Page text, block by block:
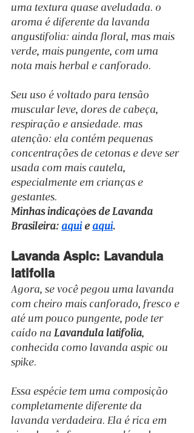
uma textura quase aveludada. o
aroma é diferente da lavanda
angustifolia: ainda floral, mas mais
verde, mais pungente, com uma
nota mais herbal e canforado.
Seu uso é voltado para tensão
muscular leve, dores de cabeça,
respiração e ansiedade. mas
atenção: ela contém pequenas
concentrações de cetonas e deve ser
usada com mais cautela,
especialmente em crianças e
gestantes.
Minhas indicações de Lavanda
Brasileira: aqui e aqui.
Lavanda Aspic: Lavandula
latifolia
Agora, se você pegou uma lavanda
com cheiro mais canforado, fresco e
até um pouco pungente, pode ter
caído na Lavandula latifolia
conhecida como lavanda aspic ou
spike.
Essa espécie tem uma composição
completamente diferente da
lavanda verdadeira. Ela é rica em